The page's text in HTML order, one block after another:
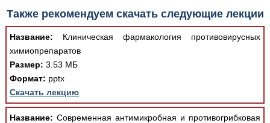
При просмотре в режиме "Читать онлайн" возможны
различные ошибки отображения документа в результате
отсутствия поддержки Вашим браузером шрифтов и
изменения размеров исходных шаблонов. При
скачивании документа данная ошибка устраняется Вашим
программным обеспечением автоматически.
Также рекомендуем скачать следующие лекции
Название: Клиническая фармакология противовирусных
химиопрепаратов
Размер: 3.53 МБ
Формат: pptx
Скачать лекцию
Название: Современная антимикробная и противогрибковая